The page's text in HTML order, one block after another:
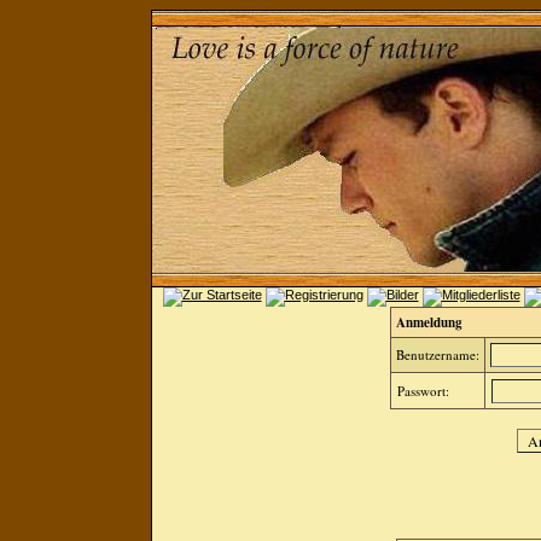
Anmeldung
Benutzername:
Passwort: